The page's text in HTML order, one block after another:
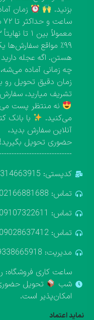
بزنید.
معمولاً بین ۱ تا نهایتاً ۳ روز کاری. البته خیالتون راحت
۹۹٪ مواقع سفارش‌ها
هستن. اگه عجله
چه زمانی آماده
زمان دقیق تحویل رو
تشریف میارید،
نه منتظر پست
می‌کنید.
با بانک
آنلاین سفارش بدید،
حضوری تحویل بگیرید!
کدپستی: 1314663915
تماس: 02166881688
تماس: 09107322611
تماس: 09028637412
مدیریت: 09338665918
شب
تحویل
امکان‌پذیر است.
نماید اعتماد